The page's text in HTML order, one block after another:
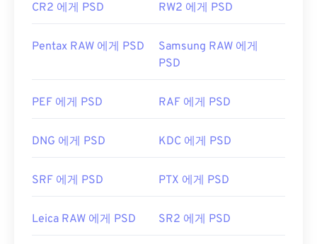
CR2 에게 PSD RW2 에게 PSD
Pentax RAW 에게 PSD
Samsung RAW 에게
PSD
PEF 에게 PSD RAF 에게 PSD
DNG 에게 PSD KDC 에게 PSD
SRF 에게 PSD PTX 에게 PSD
Leica RAW 에게 PSD SR2 에게 PSD